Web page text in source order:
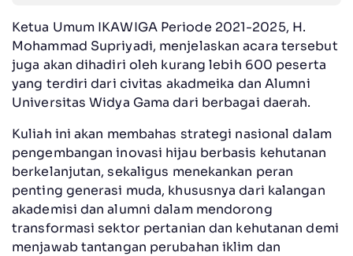
Ketua Umum IKAWIGA Periode 2021-2025, H.
Mohammad Supriyadi, menjelaskan acara tersebut
juga akan dihadiri oleh kurang lebih 600 peserta
yang terdiri dari civitas akadmeika dan Alumni
Universitas Widya Gama dari berbagai daerah.
Kuliah ini akan membahas strategi nasional dalam
pengembangan inovasi hijau berbasis kehutanan
berkelanjutan, sekaligus menekankan peran
penting generasi muda, khususnya dari kalangan
akademisi dan alumni dalam mendorong
transformasi sektor pertanian dan kehutanan demi
menjawab tantangan perubahan iklim dan